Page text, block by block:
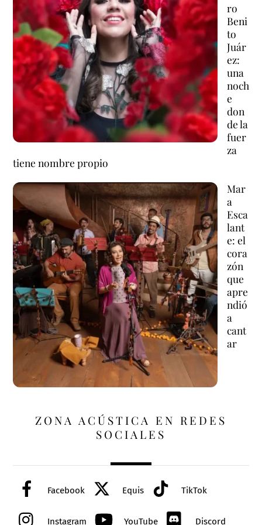
ro
Beni
to
Juár
ez:
una
noch
e
don
de la
fuer
za
tiene nombre propio
Mar
a
Esca
lant
e: el
cora
zón
que
apre
ndió
a
cant
ar
ZONA ACÚSTICA EN REDES
SOCIALES
Facebook Equis TikTok
Instagram YouTube Discord